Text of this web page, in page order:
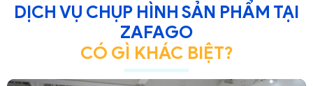
DỊCH VỤ CHỤP HÌNH SẢN PHẨM TẠI
ZAFAGO
CÓ GÌ KHÁC BIỆT?